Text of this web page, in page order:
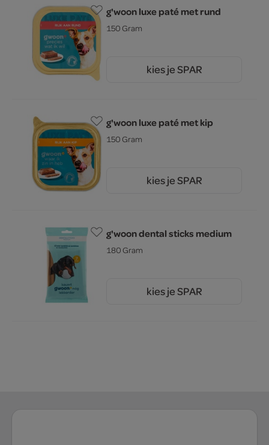
g'woon luxe paté met rund
150 Gram
kies je SPAR
g'woon luxe paté met kip
150 Gram
kies je SPAR
g'woon dental sticks medium
180 Gram
kies je SPAR